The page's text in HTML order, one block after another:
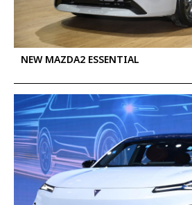
NEW MAZDA2 ESSENTIAL